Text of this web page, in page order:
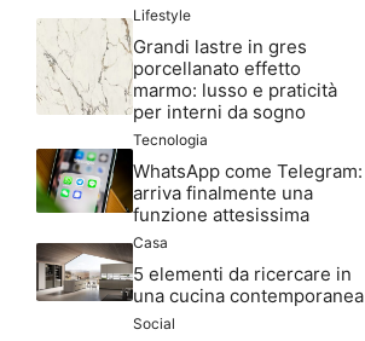
Lifestyle
Grandi lastre in gres
porcellanato effetto
marmo: lusso e praticità
per interni da sogno
Tecnologia
WhatsApp come Telegram:
arriva finalmente una
funzione attesissima
Casa
5 elementi da ricercare in
una cucina contemporanea
Social